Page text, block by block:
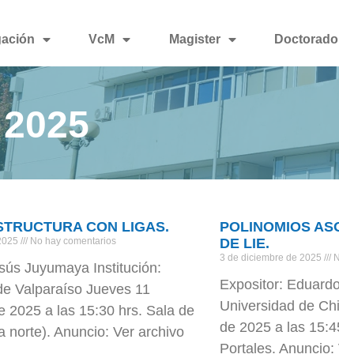
VcM Magister Doctorado
CON LIGAS.
No hay comentarios
Juyumaya Institución:
Valparaíso Jueves 11
2025 a las 15:30 hrs. Sala de
norte). Anuncio: Ver archivo
POLINOMIOS
DE LIE.
3 de diciembre de 2025
Expositor:
Universidad de
de 2025 a las
Portales.